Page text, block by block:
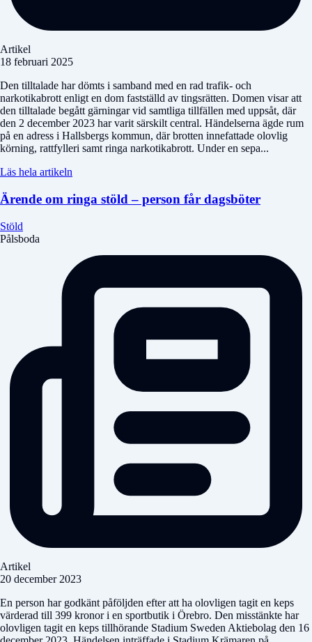
Artikel
18 februari 2025
Den tilltalade har dömts i samband med en rad trafik- och
narkotikabrott enligt en dom fastställd av tingsrätten. Domen visar att
den tilltalade begått gärningar vid samtliga tillfällen med uppsåt, där
den 2 december 2023 har varit särskilt central. Händelserna ägde rum
på en adress i Hallsbergs kommun, där brotten innefattade olovlig
körning, rattfylleri samt ringa narkotikabrott. Under en sepa...
Läs hela artikeln
Ärende om ringa stöld – person får dagsböter
Stöld
Pålsboda
Artikel
20 december 2023
En person har godkänt påföljden efter att ha olovligen tagit en keps
värderad till 399 kronor i en sportbutik i Örebro. Den misstänkte har
olovligen tagit en keps tillhörande Stadium Sweden Aktiebolag den 16